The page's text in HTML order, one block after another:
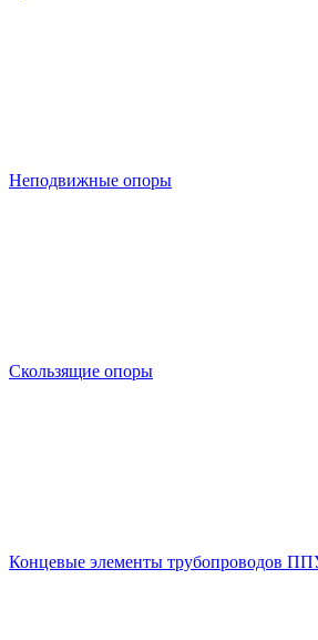
Неподвижные опоры
Скользящие опоры
Концевые элементы трубопроводов